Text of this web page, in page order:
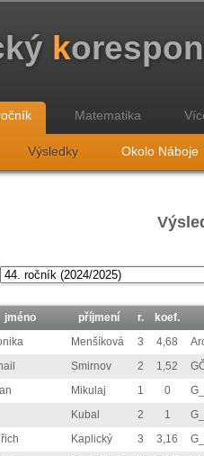
k
Matematika
Výsledky Okolo Náboje
jméno příjmení r.
koef.
Menšíková 3 4,68
Smirnov 2 1,52
Mikulaj 1 0
Kubal 2 1
Kaplický 3 3,16